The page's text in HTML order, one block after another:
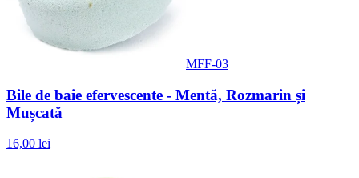
MFF-03
Bile de baie efervescente - Mentă, Rozmarin și
Mușcată
16,00 lei